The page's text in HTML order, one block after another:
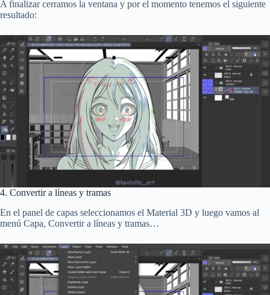
A finalizar cerramos la ventana y por el momento tenemos el siguiente
resultado:
4. Convertir a líneas y tramas
En el panel de capas seleccionamos el Material 3D y luego vamos al
menú Capa, Convertir a líneas y tramas…